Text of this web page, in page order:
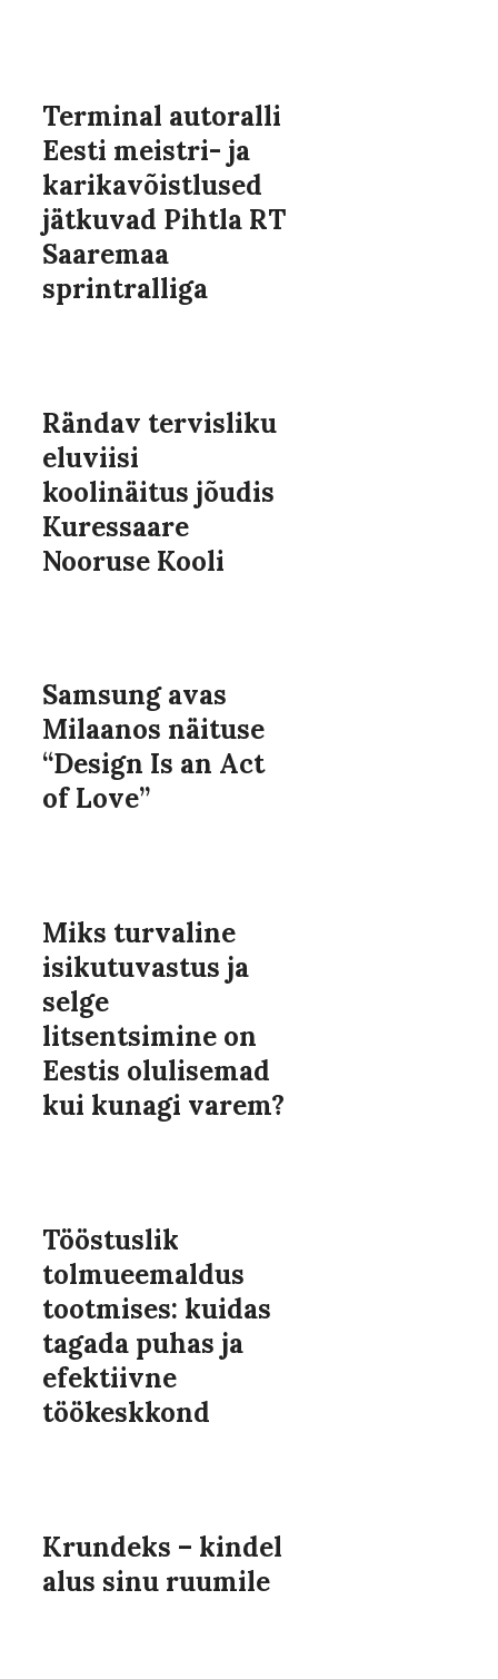
Terminal autoralli
Eesti meistri- ja
karikavõistlused
jätkuvad Pihtla RT
Saaremaa
sprintralliga
Rändav tervisliku
eluviisi
koolinäitus jõudis
Kuressaare
Nooruse Kooli
Samsung avas
Milaanos näituse
“Design Is an Act
of Love”
Miks turvaline
isikutuvastus ja
selge
litsentsimine on
Eestis olulisemad
kui kunagi varem?
Tööstuslik
tolmueemaldus
tootmises: kuidas
tagada puhas ja
efektiivne
töökeskkond
Krundeks – kindel
alus sinu ruumile